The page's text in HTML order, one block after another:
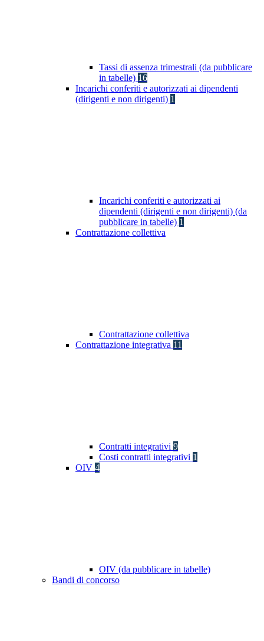
Tassi di assenza trimestrali (da pubblicare
in tabelle) 16
Incarichi conferiti e autorizzati ai dipendenti
(dirigenti e non dirigenti) 1
Incarichi conferiti e autorizzati ai
dipendenti (dirigenti e non dirigenti) (da
pubblicare in tabelle) 1
Contrattazione collettiva
Contrattazione collettiva
Contrattazione integrativa 11
Contratti integrativi 9
Costi contratti integrativi 1
OIV 4
OIV (da pubblicare in tabelle)
Bandi di concorso